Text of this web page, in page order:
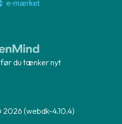
du tænker nyt
2026 (webdk-4.10.4)